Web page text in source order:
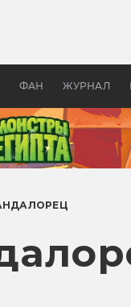
ФАН ЖУРНАЛ
Древней